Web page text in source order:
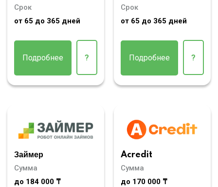
Срок
от 65 до 365 дней
Подробнее ?
Срок
от 65 до 365 дней
Подробнее ?
Займер
Сумма
до 184 000 ₸
Acredit
Сумма
до 170 000 ₸